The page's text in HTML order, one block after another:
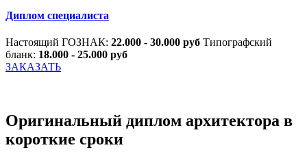
Диплом специалиста
Настоящий ГОЗНАК: 22.000 - 30.000 руб Типографский
бланк: 18.000 - 25.000 руб
ЗАКАЗАТЬ
Оригинальный диплом архитектора в
короткие сроки